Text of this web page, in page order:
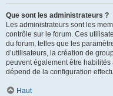
Que sont les administrateurs ?
Les administrateurs sont les
contrôle sur le forum. Ces
du forum, telles que les
d’utilisateurs, la création de
peuvent également être habilités
dépend de la configuration
Haut